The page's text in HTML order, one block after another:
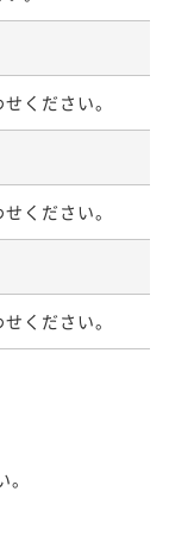
ください。
ください。
ください。